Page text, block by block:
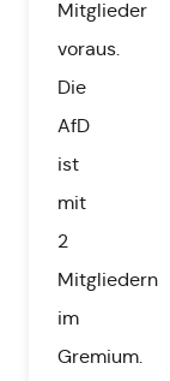
Mitglieder
voraus.
Die
AfD
ist
mit
2
Mitgliedern
im
Gremium.